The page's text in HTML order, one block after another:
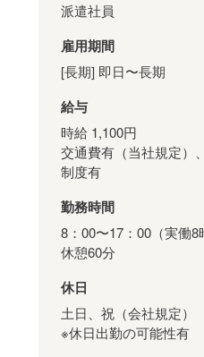
派遣社員
雇用期間
[長期] 即日〜長期
給与
時給 1,100円
交通費有（当社規定）
制度有
勤務時間
8：00〜17：00（実働8
休憩60分
休日
土日、祝（会社規定）
※休日出勤の可能性有